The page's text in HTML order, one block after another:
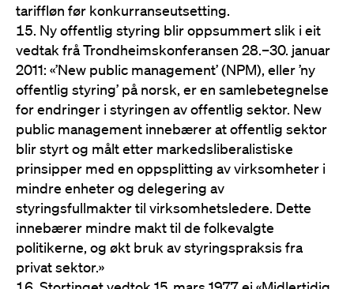
tariffløn før konkurranseutsetting.
Ny offentlig styring blir oppsummert slik i eit
vedtak frå Trondheimskonferansen 28.–30. januar
2011: «’New public management’ (NPM), eller ’ny
offentlig styring’ på norsk, er en samlebetegnelse
for endringer i styringen av offentlig sektor. New
public management innebærer at offentlig sektor
blir styrt og målt etter markedsliberalistiske
prinsipper med en oppsplitting av virksomheter i
mindre enheter og delegering av
styringsfullmakter til virksomhetsledere. Dette
innebærer mindre makt til de folkevalgte
politikerne, og økt bruk av styringspraksis fra
privat sektor.»